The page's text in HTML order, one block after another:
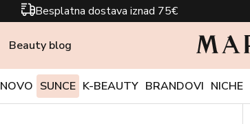
Besplatna dostava iznad 75€
Beauty blog
NOVO SUNCE K-BEAUTY BRANDOVI NICHE